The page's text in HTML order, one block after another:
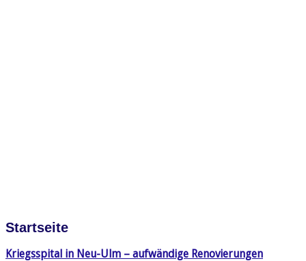
Startseite
Kriegsspital in Neu-Ulm – aufwändige Renovierungen